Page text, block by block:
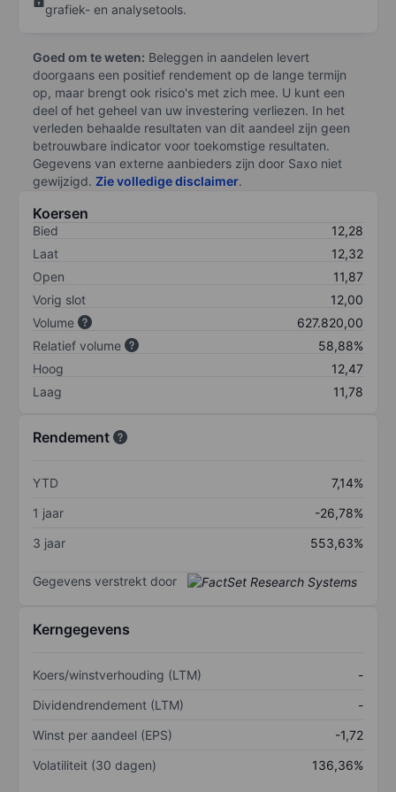
grafiek- en analysetools.
Goed om te weten: Beleggen in aandelen levert
doorgaans een positief rendement op de lange termijn
op, maar brengt ook risico's met zich mee. U kunt een
deel of het geheel van uw investering verliezen. In het
verleden behaalde resultaten van dit aandeel zijn geen
betrouwbare indicator voor toekomstige resultaten.
Gegevens van externe aanbieders zijn door Saxo niet
gewijzigd. Zie volledige disclaimer.
Koersen
Bied
12,28
Laat
12,32
Open
11,87
Vorig slot
12,00
Volume
627.820,00
Relatief volume
58,88%
Hoog
12,47
Laag
11,78
Rendement
YTD
7,14%
1 jaar
-26,78%
3 jaar
553,63%
Gegevens verstrekt door
Kerngegevens
Koers/winstverhouding (LTM)
-
Dividendrendement (LTM)
-
Winst per aandeel (EPS)
-1,72
Volatiliteit (30 dagen)
136,36%